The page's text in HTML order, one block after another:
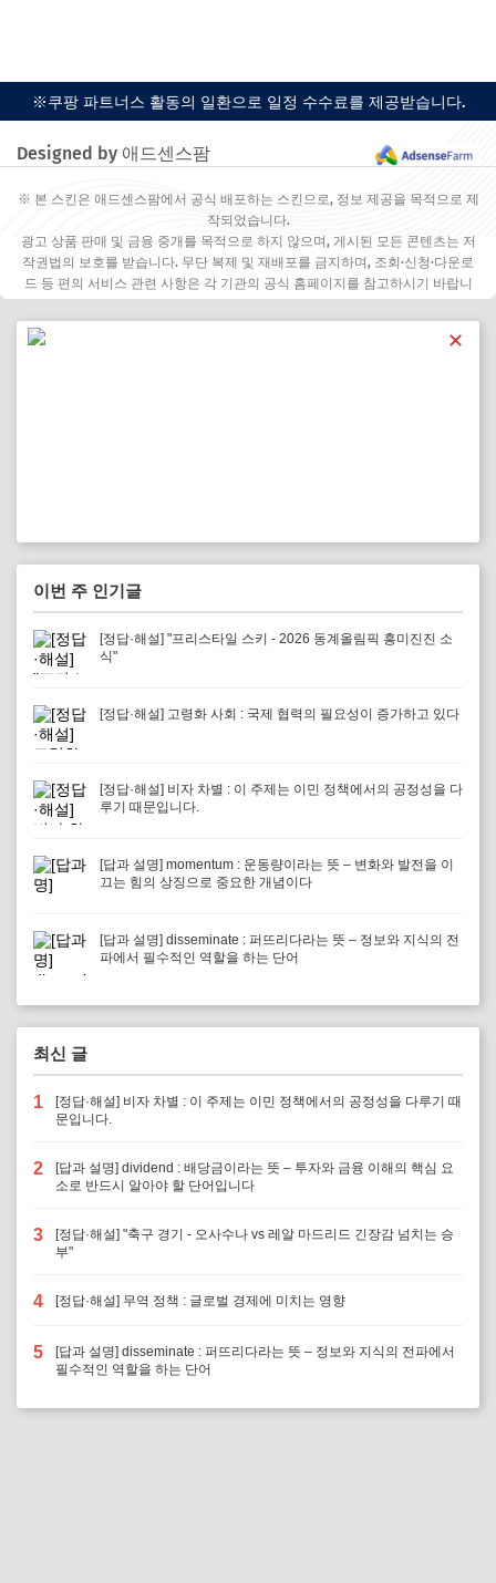
※쿠팡 파트너스 활동의 일환으로 일정 수수료를 제공받습니다.
Designed by 애드센스팜
※ 본 스킨은 애드센스팜에서 공식 배포하는 스킨으로, 정보 제공을 목적으로 제
작되었습니다.
광고 상품 판매 및 금융 중개를 목적으로 하지 않으며, 게시된 모든 콘텐츠는 저
작권법의 보호를 받습니다. 무단 복제 및 재배포를 금지하며, 조회·신청·다운로
드 등 편의 서비스 관련 사항은 각 기관의 공식 홈페이지를 참고하시기 바랍니
✕
이번 주 인기글
[정답·해설] "프리스타일 스키 - 2026 동계올림픽 흥미진진 소
식"
[정답·해설] 고령화 사회 : 국제 협력의 필요성이 증가하고 있다
[정답·해설] 비자 차별 : 이 주제는 이민 정책에서의 공정성을 다
루기 때문입니다.
[답과 설명] momentum : 운동량이라는 뜻 – 변화와 발전을 이
끄는 힘의 상징으로 중요한 개념이다
[답과 설명] disseminate : 퍼뜨리다라는 뜻 – 정보와 지식의 전
파에서 필수적인 역할을 하는 단어
최신 글
1
[정답·해설] 비자 차별 : 이 주제는 이민 정책에서의 공정성을 다루기 때
문입니다.
2
[답과 설명] dividend : 배당금이라는 뜻 – 투자와 금융 이해의 핵심 요
소로 반드시 알아야 할 단어입니다
3
[정답·해설] "축구 경기 - 오사수나 vs 레알 마드리드 긴장감 넘치는 승
부"
4 [정답·해설] 무역 정책 : 글로벌 경제에 미치는 영향
5
[답과 설명] disseminate : 퍼뜨리다라는 뜻 – 정보와 지식의 전파에서
필수적인 역할을 하는 단어